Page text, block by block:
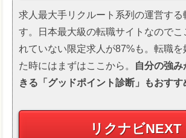
求人最大手リクルート系列の運営する
す。日本最大級の転職サイトなのでこ
れていない限定求人が87%も。転職を
た時にはまずはここから。
自分の強
きる「グッドポイント診断」もおすす
リクナビNEXT